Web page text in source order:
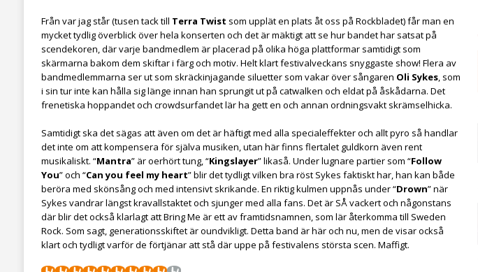
Från var jag står (tusen tack till Terra Twist som upplät en plats åt oss på Rockbladet) får man en
mycket tydlig överblick över hela konserten och det är mäktigt att se hur bandet har satsat på
scendekoren, där varje bandmedlem är placerad på olika höga plattformar samtidigt som
skärmarna bakom dem skiftar i färg och motiv. Helt klart festivalveckans snyggaste show! Flera av
bandmedlemmarna ser ut som skräckinjagande siluetter som vakar över sångaren Oli Sykes, som
i sin tur inte kan hålla sig länge innan han sprungit ut på catwalken och eldat på åskådarna. Det
frenetiska hoppandet och crowdsurfandet lär ha gett en och annan ordningsvakt skrämselhicka.
Samtidigt ska det sägas att även om det är häftigt med alla specialeffekter och allt pyro så handlar
det inte om att kompensera för själva musiken, utan här finns flertalet guldkorn även rent
musikaliskt. “Mantra” är oerhört tung, “Kingslayer” likaså. Under lugnare partier som “Follow
You” och “Can you feel my heart” blir det tydligt vilken bra röst Sykes faktiskt har, han kan både
beröra med skönsång och med intensivt skrikande. En riktig kulmen uppnås under “Drown” när
Sykes vandrar längst kravallstaktet och sjunger med alla fans. Det är SÅ vackert och någonstans
där blir det också klarlagt att Bring Me är ett av framtidsnamnen, som lär återkomma till Sweden
Rock. Som sagt, generationsskiftet är oundvikligt. Detta band är här och nu, men de visar också
klart och tydligt varför de förtjänar att stå där uppe på festivalens största scen. Maffigt.